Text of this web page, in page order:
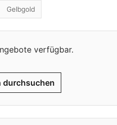
Gelbgold
verfügbar.
durchsuchen